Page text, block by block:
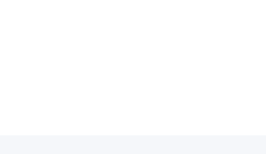
电话：0597-29990512529019地址：福建省龙